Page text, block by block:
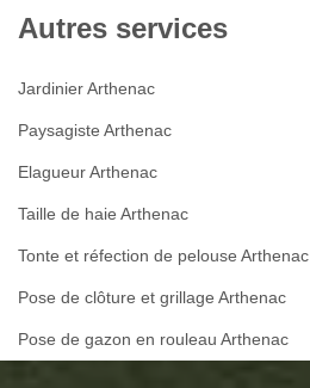
Autres services
Jardinier Arthenac
Paysagiste Arthenac
Elagueur Arthenac
Taille de haie Arthenac
Tonte et réfection de pelouse Arthenac
Pose de clôture et grillage Arthenac
Pose de gazon en rouleau Arthenac